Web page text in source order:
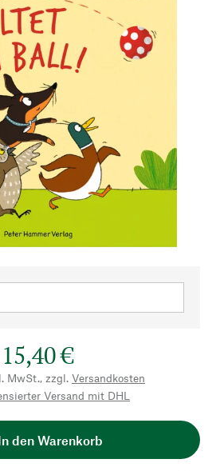
15,40 €
MwSt., zzgl. Versandkosten
Versand mit DHL
den Warenkorb